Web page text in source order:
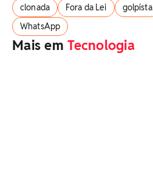
clonada Fora da Lei golpista
WhatsApp
Mais emTecnologia